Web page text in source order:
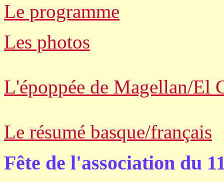
Le programme
Les photos
L'époppée de Magellan/El
Le résumé basque/français
Fête de l'association du